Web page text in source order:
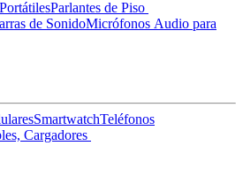
Parlantes de Piso
de SonidoMicrófonos Audio para
SmartwatchTeléfonos
Cargadores